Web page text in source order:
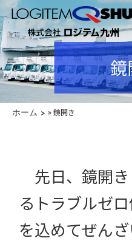
鏡
ホーム »鏡開き
先日、鏡開き
るトラブルゼ
を込めてぜん